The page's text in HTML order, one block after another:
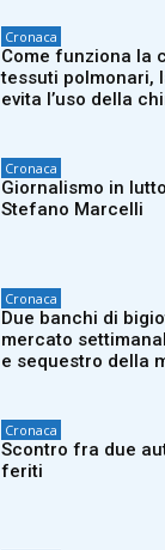
Cronaca
Come funziona la
tessuti polmonari,
evita l’uso della
Cronaca
Giornalismo in
Stefano Marcelli
Cronaca
Due banchi di
mercato
e sequestro della
Cronaca
Scontro fra due
feriti